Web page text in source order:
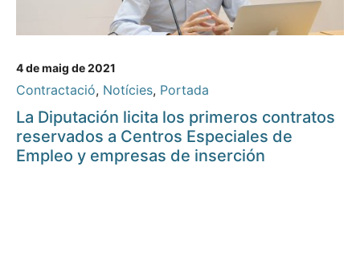
4 de maig de 2021
Contractació, Notícies, Portada
La Diputación licita los primeros contratos
reservados a Centros Especiales de
Empleo y empresas de inserción